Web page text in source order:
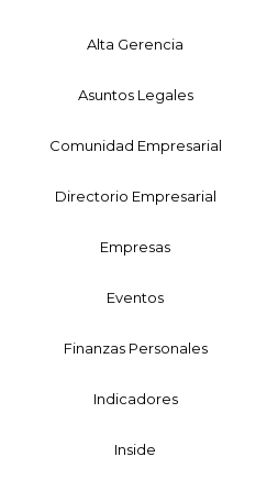
Alta Gerencia
Asuntos Legales
Comunidad Empresarial
Directorio Empresarial
Empresas
Eventos
Finanzas Personales
Indicadores
Inside